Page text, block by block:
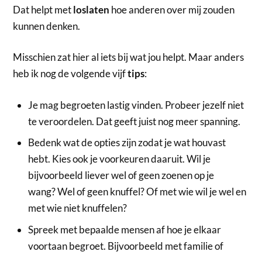
Dat helpt metloslaten hoe anderen over mij zouden
kunnen denken.
Misschien zat hier al iets bij wat jou helpt. Maar anders
heb ik nog de volgende vijftips:
Je mag begroeten lastig vinden. Probeer jezelf niet
te veroordelen. Dat geeft juist nog meer spanning.
Bedenk wat de opties zijn zodat je wat houvast
hebt. Kies ook je voorkeuren daaruit. Wil je
bijvoorbeeld liever wel of geen zoenen op je
wang? Wel of geen knuffel? Of met wie wil je wel en
met wie niet knuffelen?
Spreek met bepaalde mensen af hoe je elkaar
voortaan begroet. Bijvoorbeeld met familie of